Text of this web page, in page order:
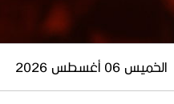
الخميس 06 أغسطس 2026